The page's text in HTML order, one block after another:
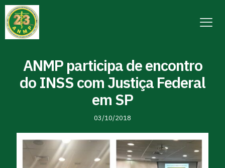
ANMP participa de encontro
do INSS com Justiça Federal
em SP
03/10/2018